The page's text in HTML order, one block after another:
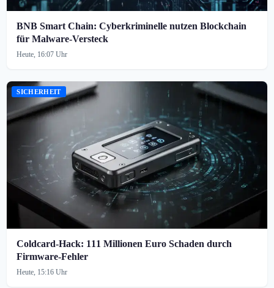
BNB Smart Chain: Cyberkriminelle nutzen Blockchain
für Malware-Versteck
Heute, 16:07 Uhr
SICHERHEIT
Coldcard-Hack: 111 Millionen Euro Schaden durch
Firmware-Fehler
Heute, 15:16 Uhr